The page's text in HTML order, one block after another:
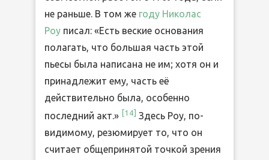
не раньше. В том же году Николас
Роу писал: «Есть веские основания
полагать, что большая часть этой
пьесы была написана не им; хотя он и
принадлежит ему, часть её
действительно была, особенно
последний акт.»
14 Здесь Роу, по-
видимому, резюмирует то, что он
считает общепринятой точкой зрения